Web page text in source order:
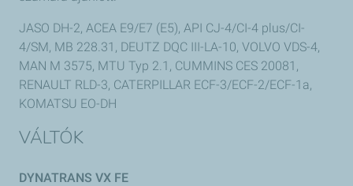
JASO DH-2, ACEA E9/E7 (E5), API CJ-4/CI-4 plus/CI-
4/SM, MB 228.31, DEUTZ DQC III-LA-10, VOLVO VDS-4,
MAN M 3575, MTU Typ 2.1, CUMMINS CES 20081,
RENAULT RLD-3, CATERPILLAR ECF-3/ECF-2/ECF-1a,
KOMATSU EO-DH
VÁLTÓK
DYNATRANS VX FE